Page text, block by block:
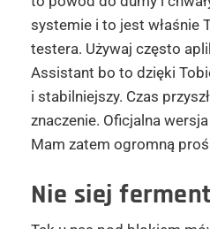
systemie i to jest właśnie
testera. Używaj często
Assistant bo to dzięki
i stabilniejszy. Czas
znaczenie. Oficjalna
Mam zatem ogromną
Nie siej